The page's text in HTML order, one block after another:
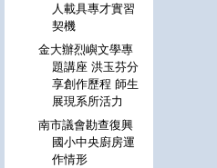
人載具專才實習
契機
金大辦烈嶼文學專
題講座 洪玉芬分
享創作歷程 師生
展現系所活力
南市議會勘查復興
國小中央廚房運
作情形